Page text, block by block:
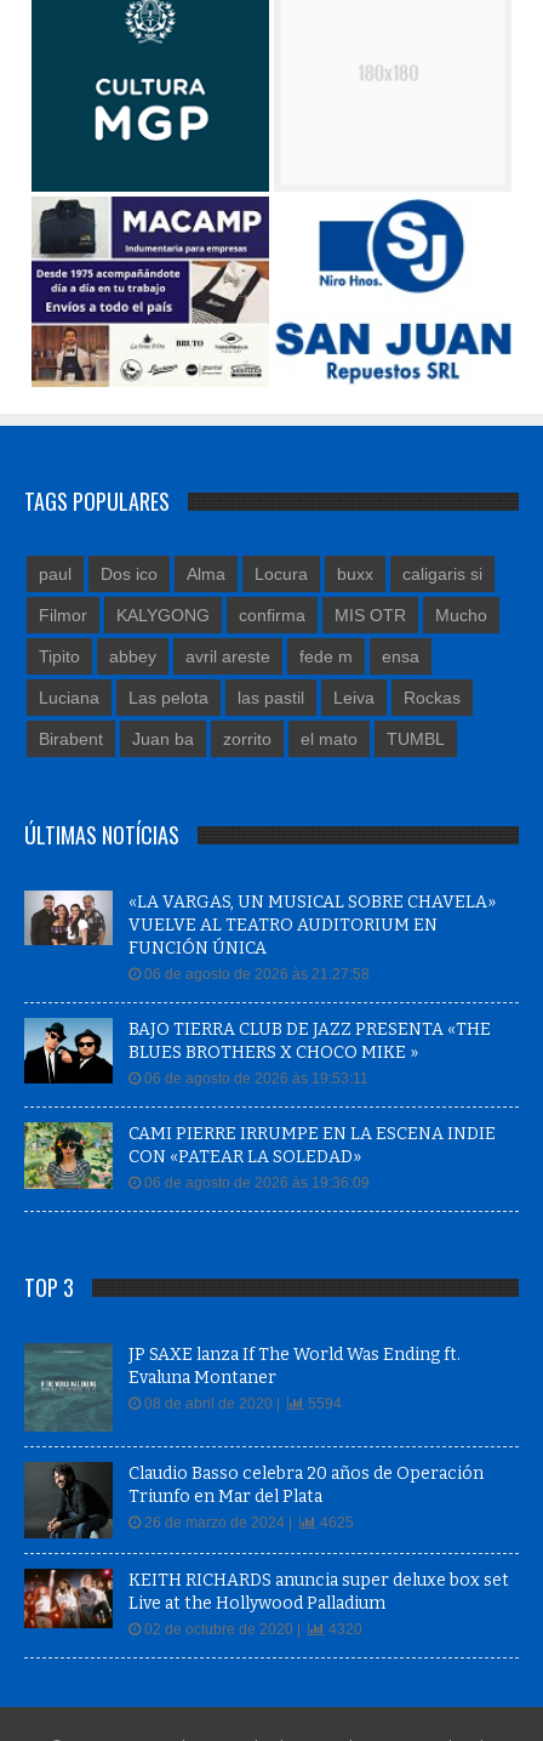
TAGS POPULARES
paul Dos ico Alma Locura buxx caligaris si
Filmor KALYGONG confirma MIS OTR Mucho
Tipito abbey avril areste fede m ensa
Luciana Las pelota las pastil Leiva Rockas
Birabent Juan ba zorrito el mato TUMBL
ÚLTIMAS NOTÍCIAS
«LA VARGAS, UN MUSICAL SOBRE CHAVELA»
VUELVE AL TEATRO AUDITORIUM EN
FUNCIÓN ÚNICA
06 de agosto de 2026 às 21:27:58
BAJO TIERRA CLUB DE JAZZ PRESENTA «THE
BLUES BROTHERS X CHOCO MIKE »
06 de agosto de 2026 às 19:53:11
CAMI PIERRE IRRUMPE EN LA ESCENA INDIE
CON «PATEAR LA SOLEDAD»
06 de agosto de 2026 às 19:36:09
TOP 3
JP SAXE lanza If The World Was Ending ft.
Evaluna Montaner
08 de abril de 2020 | 5594
Claudio Basso celebra 20 años de Operación
Triunfo en Mar del Plata
26 de marzo de 2024 | 4625
KEITH RICHARDS anuncia super deluxe box set
Live at the Hollywood Palladium
02 de octubre de 2020 | 4320